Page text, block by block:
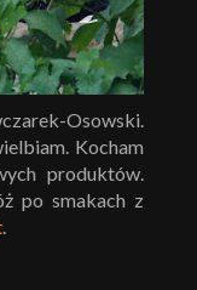
Osowski.
Kocham
produktów.
po smakach z
.